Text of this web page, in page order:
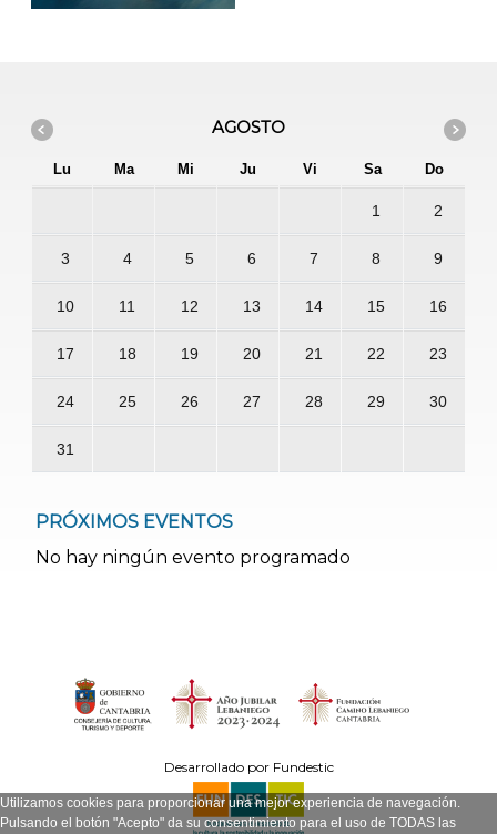
AGOSTO
Lu Ma Mi Ju Vi Sa Do
1 2
3 4 5 6 7 8 9
10 11 12 13 14 15 16
17 18 19 20 21 22 23
24 25 26 27 28 29 30
31
PRÓXIMOS EVENTOS
No hay ningún evento programado
Desarrollado por Fundestic
Utilizamos cookies para proporcionar una mejor experiencia de navegación.
Pulsando el botón "Acepto" da su consentimiento para el uso de TODAS las